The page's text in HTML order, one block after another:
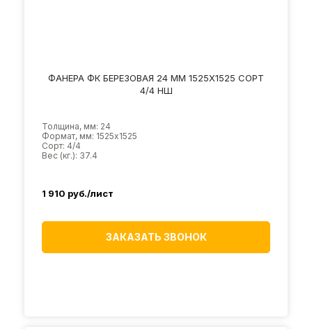
ФАНЕРА ФК БЕРЕЗОВАЯ 24 ММ 1525Х1525 СОРТ
4/4 НШ
Толщина, мм: 24
Формат, мм: 1525х1525
Сорт: 4/4
Вес (кг.): 37.4
1 910 руб./лист
ЗАКАЗАТЬ ЗВОНОК